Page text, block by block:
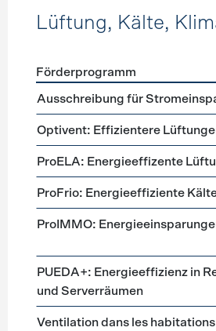
Lüftung, Kälte,
Förderprogramme Lüftung,
Förderprogramm
Ausschreibung für
Optivent: Effizientere
ProELA: Energieeffizente
ProFrio: Energieeffiziente
ProIMMO:
PUEDA+: Energieeffizienz in
und Serverräumen
Ventilation dans les habitations